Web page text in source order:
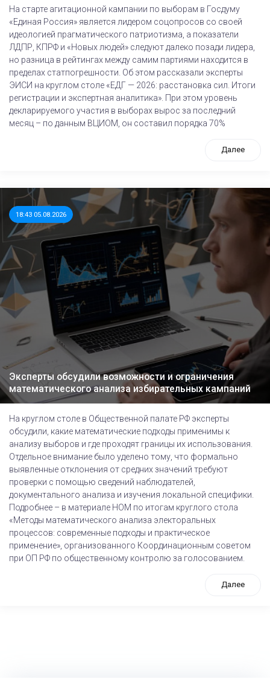
На старте агитационной кампании по выборам в Госдуму
«Единая Россия» является лидером соцопросов со своей
идеологией прагматического патриотизма, а показатели
ЛДПР, КПРФ и «Новых людей» следуют далеко позади лидера,
но разница в рейтингах между самим партиями находится в
пределах статпогрешности. Об этом рассказали эксперты
ЭИСИ на круглом столе «ЕДГ — 2026: расстановка сил. Итоги
регистрации и экспертная аналитика». При этом уровень
декларируемого участия в выборах вырос за последний
месяц – по данным ВЦИОМ, он составил порядка 70%
Далее
18:43 05.08.2026
Эксперты обсудили возможности и ограничения
математического анализа избирательных кампаний
На круглом столе в Общественной палате РФ эксперты
обсудили, какие математические подходы применимы к
анализу выборов и где проходят границы их использования.
Отдельное внимание было уделено тому, что формально
выявленные отклонения от средних значений требуют
проверки с помощью сведений наблюдателей,
документального анализа и изучения локальной специфики.
Подробнее – в материале НОМ по итогам круглого стола
«Методы математического анализа электоральных
процессов: современные подходы и практическое
применение», организованного Координационным советом
при ОП РФ по общественному контролю за голосованием.
Далее